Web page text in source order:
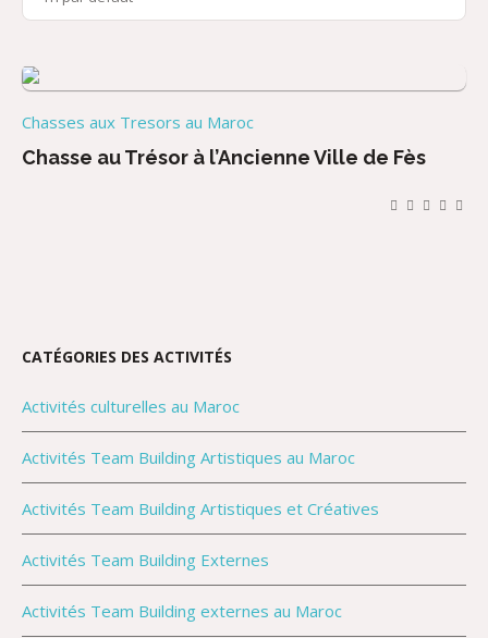
Chasses aux Tresors au Maroc
Chasse au Trésor à l’Ancienne Ville de Fès
CATÉGORIES DES ACTIVITÉS
Activités culturelles au Maroc
Activités Team Building Artistiques au Maroc
Activités Team Building Artistiques et Créatives
Activités Team Building Externes
Activités Team Building externes au Maroc